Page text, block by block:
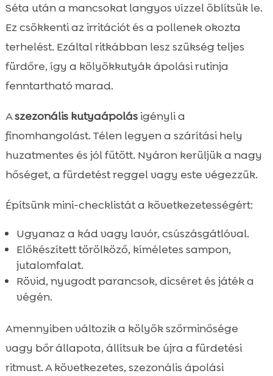
Séta után a mancsokat langyos vízzel öblítsük le.
Ez csökkenti az irritációt és a pollenek okozta
terhelést. Ezáltal ritkábban lesz szükség teljes
fürdőre, így a kölyökkutyák ápolási rutinja
fenntartható marad.
Aszezonális kutyaápolásigényli a
finomhangolást. Télen legyen a szárítási hely
huzatmentes és jól fűtött. Nyáron kerüljük a nagy
hőséget, a fürdetést reggel vagy este végezzük.
Építsünk mini-checklistát a következetességért:
Ugyanaz a kád vagy lavór, csúszásgátlóval.
Előkészített törölköző, kíméletes sampon,
jutalomfalat.
Rövid, nyugodt parancsok, dicséret és játék a
végén.
Amennyiben változik a kölyök szőrminősége
vagy bőr állapota, állítsuk be újra a fürdetési
ritmust. A következetes, szezonális ápolási